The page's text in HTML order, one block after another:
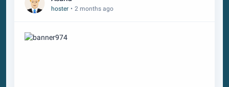
hoster • 2 months ago